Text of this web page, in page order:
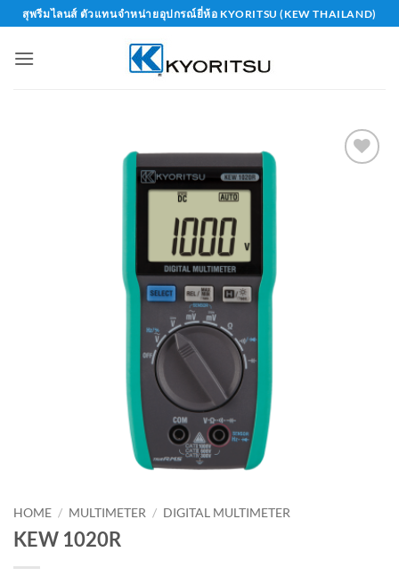
Skip
to
content
สุพรีมไลนส์ ตัวแทนจำหน่ายอุปกรณ์ยี่ห้อ KYORITSU (KEW THAILAND)
HOME / MULTIMETER / DIGITAL MULTIMETER
KEW 1020R